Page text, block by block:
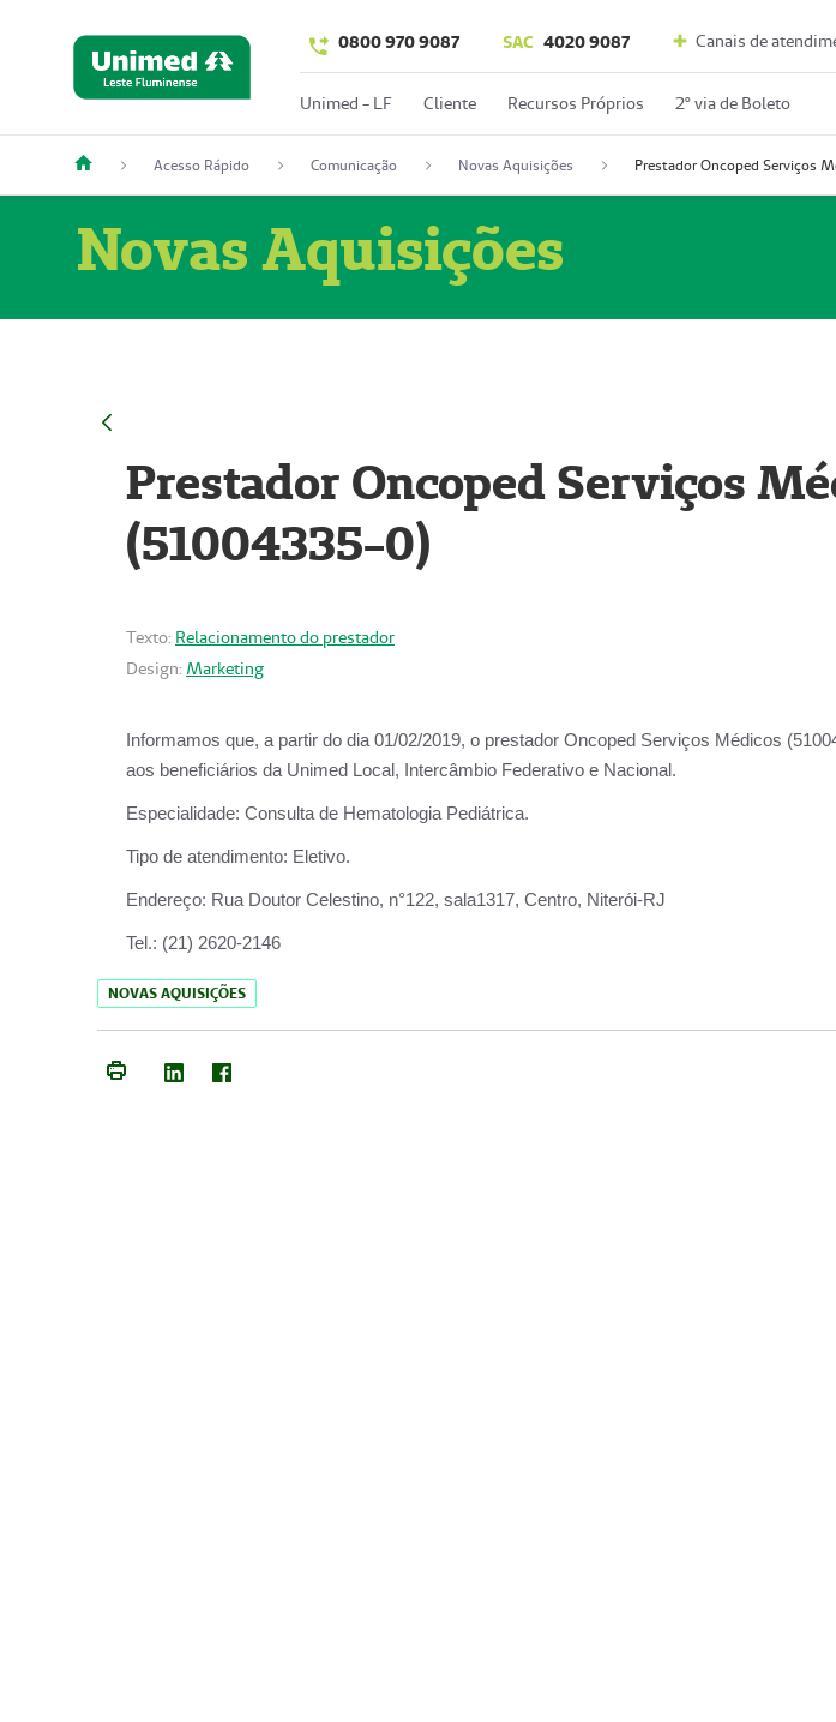
0800 970 9087 SAC 4020 9087 Canais de
Unimed - LF Cliente Recursos Próprios 2º via de Boleto
Acesso Rápido Comunicação Novas Aquisições
Novas Aquisições
Prestador Oncoped Serviços
(51004335-0)
Texto: Relacionamento do prestador
Design: Marketing
Informamos que, a partir do dia 01/02/2019, o prestador Oncoped Serviços Médicos
aos beneficiários da Unimed Local, Intercâmbio Federativo e Nacional.
Especialidade: Consulta de Hematologia Pediátrica.
Tipo de atendimento: Eletivo.
Endereço: Rua Doutor Celestino, n°122, sala1317, Centro, Niterói-RJ
Tel.: (21) 2620-2146
NOVAS AQUISIÇÕES